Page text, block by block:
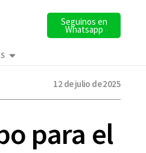
Seguinos en
Whatsapp
12 de julio de 2025
para el